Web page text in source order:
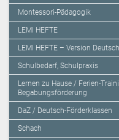
Montessori-Pädagogik
LEMI HEFTE
LEMI HEFTE – Version
Schulbedarf, Schulpraxis
Lernen zu Hause / Ferien-
Begabungsförderung
DaZ / Deutsch-Förderklassen
Schach